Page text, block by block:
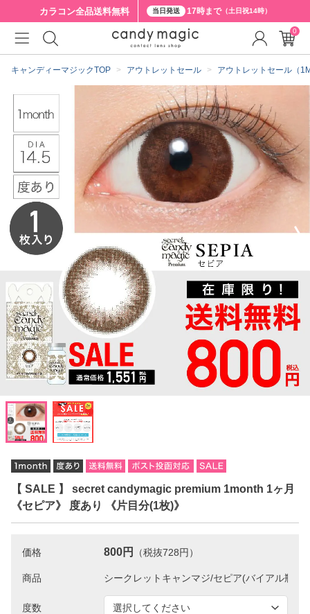
カラコン全品送料無料 当日発送 17時まで（土日祝14時）
キャンディーマジックTOP アウトレットセール アウトレットセール（
【 SALE 】 secret candymagic premium 1month 1ヶ月
《セピア》 度あり 《片目分(1枚)》
価格 800円 （税抜728円）
商品
度数
0
クーポン詳細